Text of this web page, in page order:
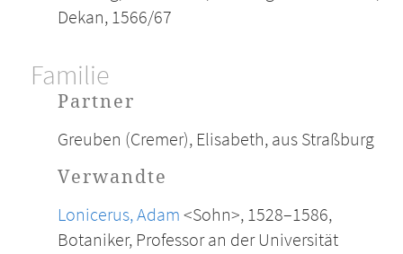
Dekan, 1566/67
Familie
Partner
Greuben (Cremer), Elisabeth, aus Straßburg
Verwandte
Lonicerus, Adam <Sohn>, 1528–1586,
Botaniker, Professor an der Universität